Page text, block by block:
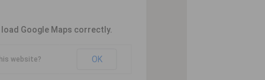
Google Maps correctly.
website? OK